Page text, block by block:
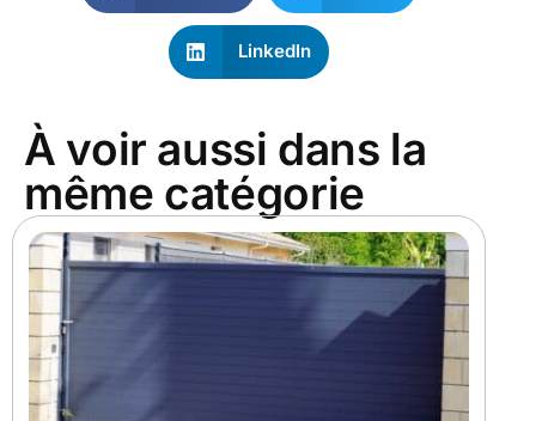
LinkedIn
À voir aussi dans la
même catégorie